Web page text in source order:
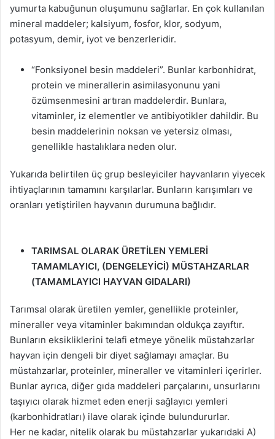
yumurta kabuğunun oluşumunu sağlarlar. En çok kullanılan
mineral maddeler; kalsiyum, fosfor, klor, sodyum,
potasyum, demir, iyot ve benzerleridir.
“Fonksiyonel besin maddeleri”. Bunlar karbonhidrat,
protein ve minerallerin asimilasyonunu yani
özümsenmesini artıran maddelerdir. Bunlara,
vitaminler, iz elementler ve antibiyotikler dahildir. Bu
besin maddelerinin noksan ve yetersiz olması,
genellikle hastalıklara neden olur.
Yukarıda belirtilen üç grup besleyiciler hayvanların yiyecek
ihtiyaçlarının tamamını karşılarlar. Bunların karışımları ve
oranları yetiştirilen hayvanın durumuna bağlıdır.
TARIMSAL OLARAK ÜRETİLEN YEMLERİ
TAMAMLAYICI, (DENGELEYİCİ) MÜSTAHZARLAR
(TAMAMLAYICI HAYVAN GIDALARI)
Tarımsal olarak üretilen yemler, genellikle proteinler,
mineraller veya vitaminler bakımından oldukça zayıftır.
Bunların eksikliklerini telafi etmeye yönelik müstahzarlar
hayvan için dengeli bir diyet sağlamayı amaçlar. Bu
müstahzarlar, proteinler, mineraller ve vitaminleri içerirler.
Bunlar ayrıca, diğer gıda maddeleri parçalarını, unsurlarını
taşıyıcı olarak hizmet eden enerji sağlayıcı yemleri
(karbonhidratları) ilave olarak içinde bulundururlar.
Her ne kadar, nitelik olarak bu müstahzarlar yukarıdaki A)